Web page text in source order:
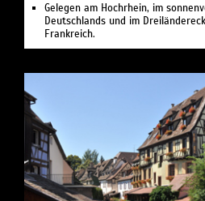
Gelegen am Hochrhein, im
Deutschlands und im
Frankreich.